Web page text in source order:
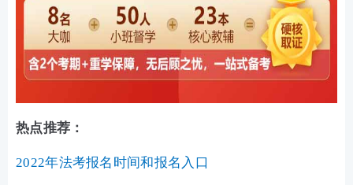
热点推荐：
2022年法考报名时间和报名入口